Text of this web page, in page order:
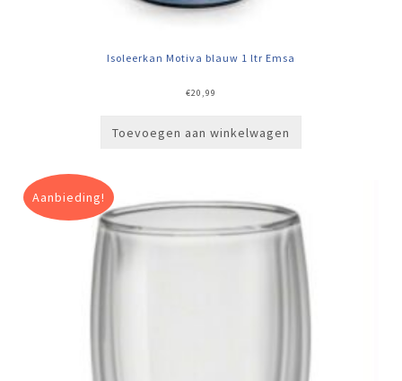
Isoleerkan Motiva blauw 1 ltr Emsa
€20,99
Toevoegen aan winkelwagen
Aanbieding!